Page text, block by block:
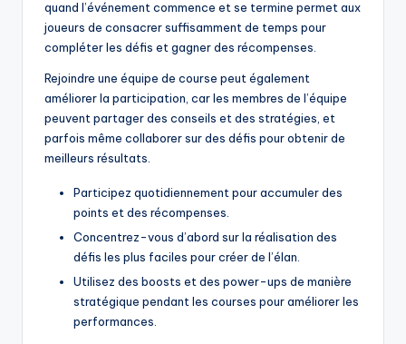
quand l’événement commence et se termine permet aux
joueurs de consacrer suffisamment de temps pour
compléter les défis et gagner des récompenses.
Rejoindre une équipe de course peut également
améliorer la participation, car les membres de l’équipe
peuvent partager des conseils et des stratégies, et
parfois même collaborer sur des défis pour obtenir de
meilleurs résultats.
Participez quotidiennement pour accumuler des
points et des récompenses.
Concentrez-vous d’abord sur la réalisation des
défis les plus faciles pour créer de l’élan.
Utilisez des boosts et des power-ups de manière
stratégique pendant les courses pour améliorer les
performances.